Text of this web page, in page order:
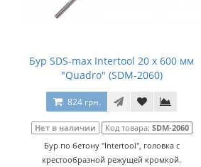
Бур SDS-max Intertool 20 х 600 мм
"Quadro" (SDM-2060)
824 грн.
Нет в наличии Код товара: SDM-2060
Бур по бетону "Intertool", головка с
крестообразной режущей кромкой.